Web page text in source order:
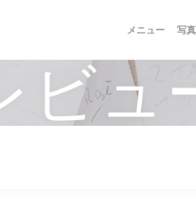
メニュー 写真
ビュ